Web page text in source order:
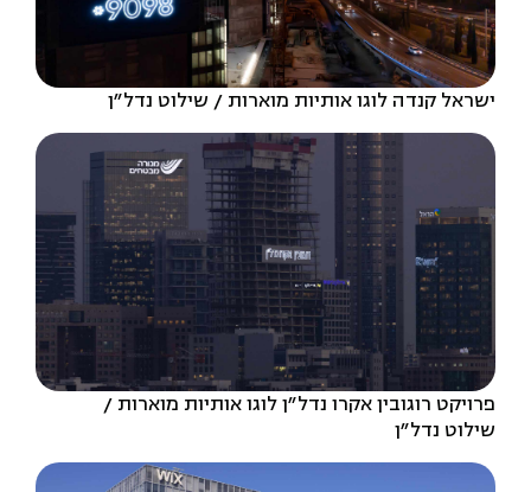
ישראל קנדה לוגו אותיות מוארות שילוט נדל״ן
פרויקט רוגובין אקרו נדל"ן לוגו אותיות מוארות
שילוט נדל״ן